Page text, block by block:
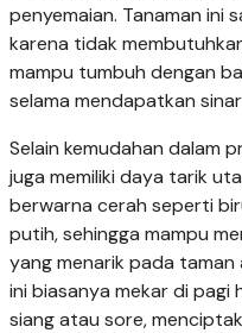
penyemaian. Tanaman ini
karena tidak
mampu tumbuh dengan
selama mendapatkan
Selain kemudahan dalam
juga memiliki daya tarik
berwarna cerah seperti
putih, sehingga mampu
yang menarik pada taman
ini biasanya mekar di pagi
siang atau sore,